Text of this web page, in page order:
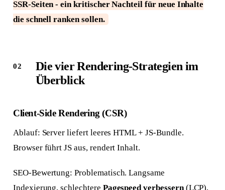
SSR-Seiten - ein kritischer Nachteil für neue Inhalte
die schnell ranken sollen.
Die vier Rendering-Strategien im
Überblick
Client-Side Rendering (CSR)
Ablauf: Server liefert leeres HTML + JS-Bundle.
Browser führt JS aus, rendert Inhalt.
SEO-Bewertung: Problematisch. Langsame
Indexierung, schlechtere Pagespeed verbessern(LCP),